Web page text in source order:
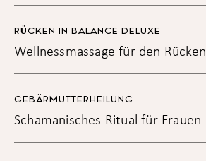
RÜCKEN IN BALANCE DELUXE
Wellnessmassage für den Rücken
GEBÄRMUTTER­HEILUNG
Schamanisches Ritual für Frauen